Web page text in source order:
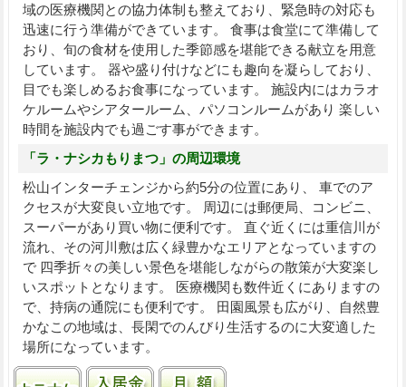
域の医療機関との協力体制も整えており、緊急時の対応も
迅速に行う準備ができています。 食事は食堂にて準備して
おり、旬の食材を使用した季節感を堪能できる献立を用意
しています。 器や盛り付けなどにも趣向を凝らしており、
目でも楽しめるお食事になっています。 施設内にはカラオ
ケルームやシアタールーム、パソコンルームがあり 楽しい
時間を施設内でも過ごす事ができます。
「ラ・ナシカもりまつ」の周辺環境
松山インターチェンジから約5分の位置にあり、 車でのア
クセスが大変良い立地です。 周辺には郵便局、コンビニ、
スーパーがあり買い物に便利です。 直ぐ近くには重信川が
流れ、その河川敷は広く緑豊かなエリアとなっていますの
で 四季折々の美しい景色を堪能しながらの散策が大変楽し
いスポットとなります。 医療機関も数件近くにありますの
で、持病の通院にも便利です。 田園風景も広がり、自然豊
かなこの地域は、長閑でのんびり生活するのに大変適した
場所になっています。
カラオケ設備入居金100万円以下プランあり
月額13万円以下プランあり